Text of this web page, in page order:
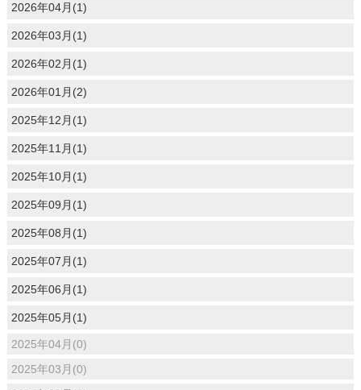
2026年04月(1)
2026年03月(1)
2026年02月(1)
2026年01月(2)
2025年12月(1)
2025年11月(1)
2025年10月(1)
2025年09月(1)
2025年08月(1)
2025年07月(1)
2025年06月(1)
2025年05月(1)
2025年04月(0)
2025年03月(0)